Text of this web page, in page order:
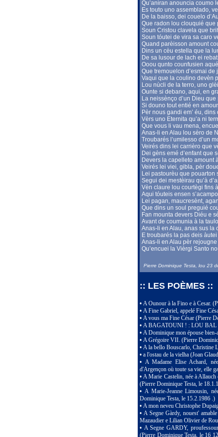
Qu’aniran anouncia coumo
Es touto uno assemblado,
De la baisso, dei couelo
Que radon lou clouquié que
Soun Cristou clavela que
Soun tóutei de vira sa caro
Quand parèisson amount
Dins un cèu estella que la
De sa lusour de lach ei
Ooou qunto counfusien
Que tremouelon d’esmai de
Vaqui que la coulino devèn
Lou nùcli de la terro, uno
Ounte si debano, aqui, en
La neissènço d’un Dieu
Si douno tout entié en
Pèr nous gandi em’ éu,
Vèrs uno Eternita qu’a ni
Que vous li vau mena,
Anas-li en Alau lou sèro de
Troubarés l’umilesso d’un
Veirés dins lei carrièro que
Dei gèns emé d’enfant que
Devers la capelleto amount
Veirés lei viei, gibla, pèr
Lei pastourèu que pouarton
Segui dei mestèirau qu’à
Vèn claure lou courtègi fins
Aqui tóuteis ensen
Lei pagan, maucresènt,
Que dins un soul preguié
Fan mounta devers Diéu e
Avant de coumunia à la
Anas-li en Alau, anas sus la
E troubarés la pas deis
Anas-li en Alau pèr
Qu’encuei la Vièrgi Santo
Pierre Dominique Testa, lou 23
:: LES POÈMES ::
• A Ounour à la Fino e à Cesar.
• A Fine Gabriel, appelé Fine
• A vous ma Fine César (Pierre
• A BAGATOUNI ! : LOU BAL
• A Dominique mon épouse
• A Grégoire VII. (Pierre
• A la bello Bouscarlo, Christine
• a l'ostau de la vielha (Joan
• A Madame Elise Achard,
d'Argençon où toute sa vie, elle
•A Marie Castelin, née à
(Pierre Dominique Testa, le
• A Marie-Jeanne Limousin,
Dominique Testa, le 15.2.1986 .)
• A mon neveu Christophe
• A Segne Gàrdy, nouest'
Mazaudier e Lilian Olivier de
• A Segne GARDY,
(Pierre Dominique Testa, le 16